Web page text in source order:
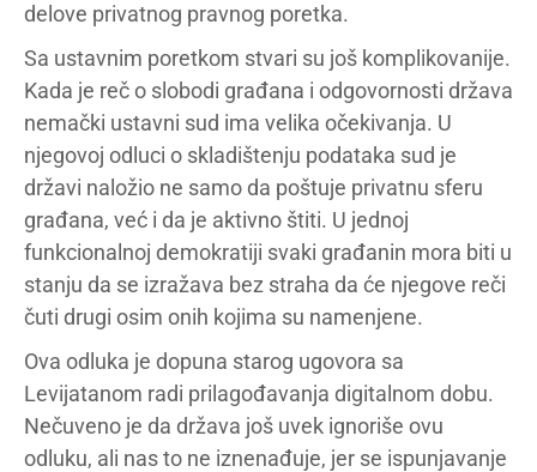
delove privatnog pravnog poretka.
Sa ustavnim poretkom stvari su još komplikovanije.
Kada je reč o slobodi građana i odgovornosti država
nemački ustavni sud ima velika očekivanja. U
njegovoj odluci o skladištenju podataka sud je
državi naložio ne samo da poštuje privatnu sferu
građana, već i da je aktivno štiti. U jednoj
funkcionalnoj demokratiji svaki građanin mora biti u
stanju da se izražava bez straha da će njegove reči
čuti drugi osim onih kojima su namenjene.
Ova odluka je dopuna starog ugovora sa
Levijatanom radi prilagođavanja digitalnom dobu.
Nečuveno je da država još uvek ignoriše ovu
odluku, ali nas to ne iznenađuje, jer se ispunjavanje